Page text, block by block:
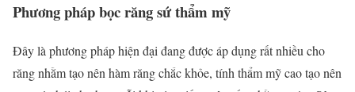
Phương pháp bọc răng sứ thẩm mỹ
Đây là phương pháp hiện đại đang được áp dụng rất nhiều cho
răng nhằm tạo nên hàm răng chắc khỏe, tính thẩm mỹ cao tạo nên